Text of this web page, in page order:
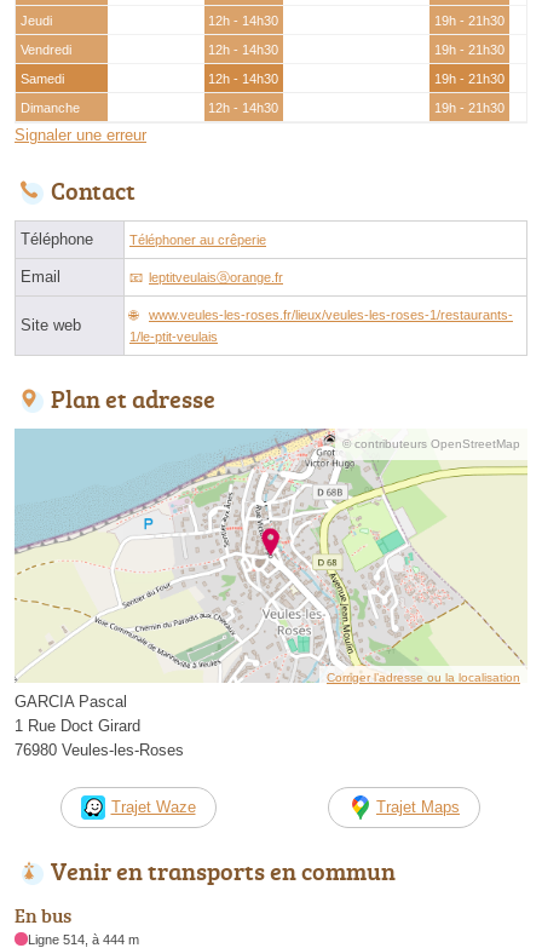
Jeudi
12h - 14h30
19h - 21h30
Vendredi
12h - 14h30
19h - 21h30
Samedi
12h - 14h30
19h - 21h30
Dimanche
12h - 14h30 19h - 21h30
Signaler une erreur
Contact
Téléphone Téléphoner au crêperie
Email leptitveulaisⓐorange.fr
Site web
www.veules-les-roses.fr/lieux/veules-les-roses-1/restaurants-
1/le-ptit-veulais
Plan et adresse
© contributeurs OpenStreetMap
Corriger l’adresse ou la localisation
GARCIA Pascal
1 Rue Doct Girard
76980 Veules-les-Roses
Trajet Waze Trajet Maps
Venir en transports en commun
En bus
Ligne 514, à 444 m